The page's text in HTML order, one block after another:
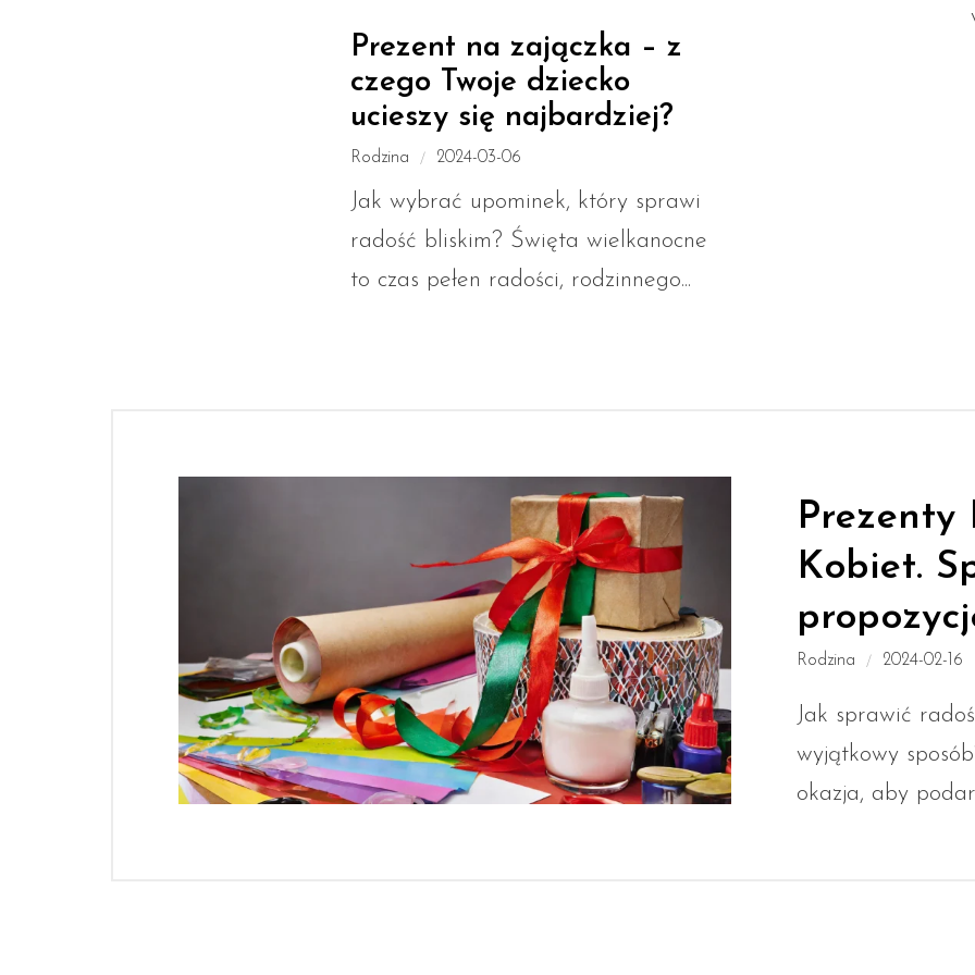
Prezent na zajączka – z
czego Twoje dziecko
ucieszy się najbardziej?
Rodzina 2024-03-06
Jak wybrać upominek, który sprawi
radość bliskim? Święta wielkanocne
to czas pełen radości, rodzinnego...
Prezenty
Kobiet.
Rodzina 2024-02-16
Jak sprawić
wyjątkowy
okazja, aby